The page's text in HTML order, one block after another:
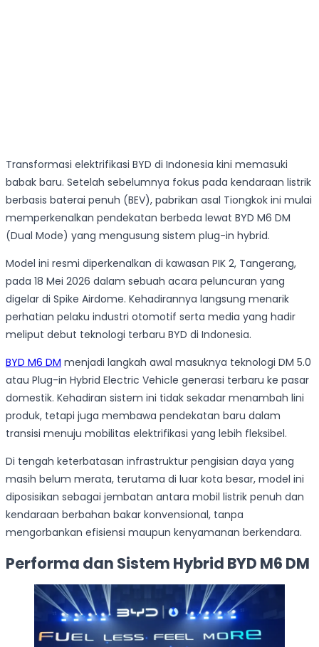
Transformasi elektrifikasi BYD di Indonesia kini memasuki
babak baru. Setelah sebelumnya fokus pada kendaraan listrik
berbasis baterai penuh (BEV), pabrikan asal Tiongkok ini mulai
memperkenalkan pendekatan berbeda lewat BYD M6 DM
(Dual Mode) yang mengusung sistem plug-in hybrid.
Model ini resmi diperkenalkan di kawasan PIK 2, Tangerang,
pada 18 Mei 2026 dalam sebuah acara peluncuran yang
digelar di Spike Airdome. Kehadirannya langsung menarik
perhatian pelaku industri otomotif serta media yang hadir
meliput debut teknologi terbaru BYD di Indonesia.
BYD M6 DM menjadi langkah awal masuknya teknologi DM 5.0
atau Plug-in Hybrid Electric Vehicle generasi terbaru ke pasar
domestik. Kehadiran sistem ini tidak sekadar menambah lini
produk, tetapi juga membawa pendekatan baru dalam
transisi menuju mobilitas elektrifikasi yang lebih fleksibel.
Di tengah keterbatasan infrastruktur pengisian daya yang
masih belum merata, terutama di luar kota besar, model ini
diposisikan sebagai jembatan antara mobil listrik penuh dan
kendaraan berbahan bakar konvensional, tanpa
mengorbankan efisiensi maupun kenyamanan berkendara.
Performa dan Sistem Hybrid BYD M6 DM